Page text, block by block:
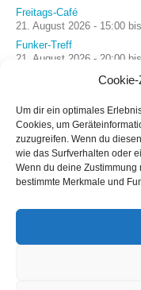
Um dir ein optimales
Cookies, um
zuzugreifen. Wenn du
wie das Surfverhalten oder
Wenn du deine Zustimmung
bestimmte Merkmale und
Freitags-Café
21. August 2026 - 15:00
Funker-Treff
21. August 2026 - 20:00
WERBUNG